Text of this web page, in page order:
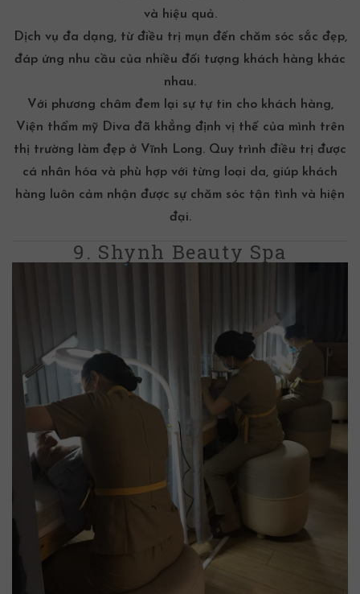
và hiệu quả.
Dịch vụ đa dạng, từ điều trị mụn đến chăm sóc sắc đẹp,
đáp ứng nhu cầu của nhiều đối tượng khách hàng khác
nhau.
Với phương châm đem lại sự tự tin cho khách hàng,
Viện thẩm mỹ Diva đã khẳng định vị thế của mình trên
thị trường làm đẹp ở Vĩnh Long. Quy trình điều trị được
cá nhân hóa và phù hợp với từng loại da, giúp khách
hàng luôn cảm nhận được sự chăm sóc tận tình và hiện
đại.
9. Shynh Beauty Spa